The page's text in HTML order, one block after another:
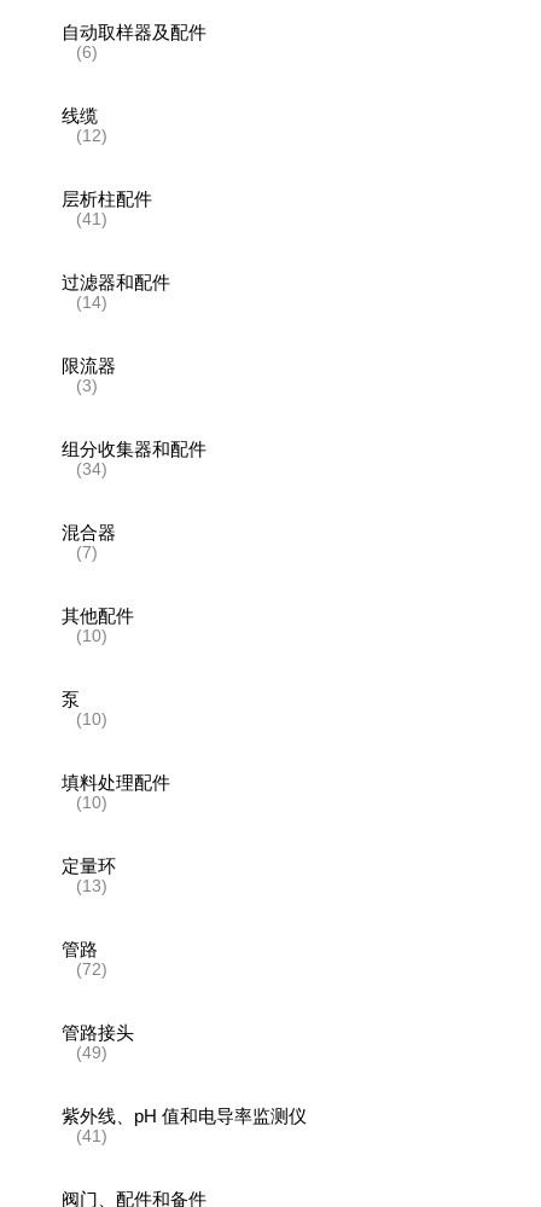
自动取样器及配件
(6)
线缆
(12)
层析柱配件
(41)
过滤器和配件
(14)
限流器
(3)
组分收集器和配件
(34)
混合器
(7)
其他配件
(10)
泵
(10)
填料处理配件
(10)
定量环
(13)
管路
(72)
管路接头
(49)
紫外线、pH 值和电导率监测仪
(41)
阀门、配件和备件